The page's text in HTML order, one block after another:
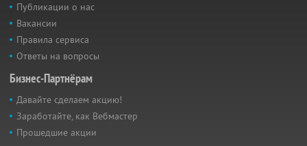
Публикации о нас
Вакансии
Правила сервиса
Ответы на вопросы
Бизнес-Партнёрам
Давайте сделаем акцию!
Заработайте, как Вебмастер
Прошедшие акции